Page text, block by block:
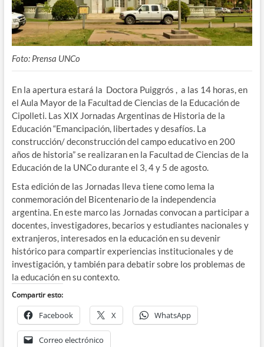
Foto: Prensa UNCo
En la apertura estará la Doctora Puiggrós , a las 14 horas, en
el Aula Mayor de la Facultad de Ciencias de la Educación de
Cipolleti. Las XIX Jornadas Argentinas de Historia de la
Educación “Emancipación, libertades y desafíos. La
construcción/ deconstrucción del campo educativo en 200
años de historia” se realizaran en la Facultad de Ciencias de la
Educación de la UNCo durante el 3, 4 y 5 de agosto.
Esta edición de las Jornadas lleva tiene como lema la
conmemoración del Bicentenario de la independencia
argentina. En este marco las Jornadas convocan a participar a
docentes, investigadores, becarios y estudiantes nacionales y
extranjeros, interesados en la educación en su devenir
histórico para compartir experiencias institucionales y de
investigación, y también para debatir sobre los problemas de
la educación en su contexto.
Compartir esto:
Facebook X WhatsApp
Correo electrónico